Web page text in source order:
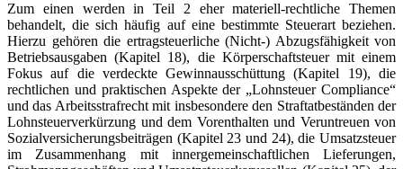
Zum einen werden in Teil 2 eher materiell-rechtliche Themen
behandelt, die sich häufig auf eine bestimmte Steuerart beziehen.
Hierzu gehören die ertragsteuerliche (Nicht-) Abzugsfähigkeit von
Betriebsausgaben (Kapitel 18), die Körperschaftsteuer mit einem
Fokus auf die verdeckte Gewinnausschüttung (Kapitel 19), die
rechtlichen und praktischen Aspekte der „Lohnsteuer Compliance“
und das Arbeitsstrafrecht mit insbesondere den Straftatbeständen der
Lohnsteuerverkürzung und dem Vorenthalten und Veruntreuen von
Sozialversicherungsbeiträgen (Kapitel 23 und 24), die Umsatzsteuer
im Zusammenhang mit innergemeinschaftlichen Lieferungen,